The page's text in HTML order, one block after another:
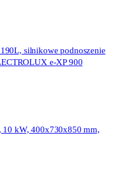
silnikowe podnoszenie
e-XP 900
10 kW, 400x730x850 mm,